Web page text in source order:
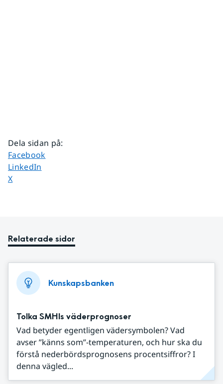
Dela sidan på:
Dela sidan på
Facebook
Dela sidan på
LinkedIn
Dela sidan på
X
Relaterade sidor
Kunskapsbanken
Tolka SMHIs väderprognoser
Vad betyder egentligen vädersymbolen? Vad
avser ”känns som”-temperaturen, och hur ska du
förstå nederbördsprognosens procentsiffror? I
denna vägled...